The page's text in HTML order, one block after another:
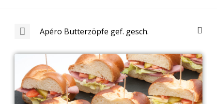
Apéro Butterzöpfe gef. gesch.